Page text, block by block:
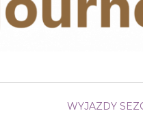
WYJAZDY